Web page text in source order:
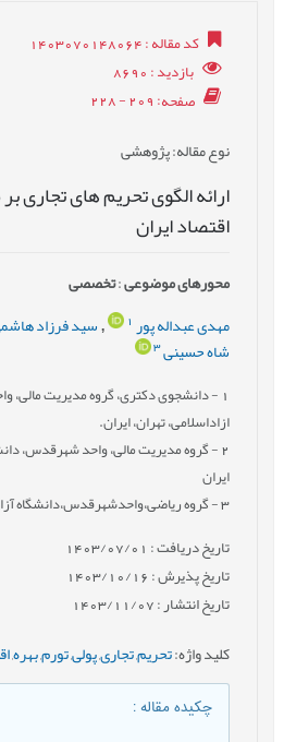
کد مقاله: 1403070148064
بازدید: 8690
صفحه: 209 - 228
نوع مقاله: پژوهشی
ارائه الگوی تحریم های تجاری
اقتصاد ایران
محورهای موضوعی:تخصصی
مهدی عبداله پور
,سید فرزاد
شاه حسینی 3
- دانشجوی دکتری، گروه مدیریت مالی،
ازاداسلامی، تهران، ایران.
2- گروه مدیریت مالی، واحد شهرقدس،
ایران
3- گروه ریاضی،واحدشهرقدس،دانشگاه
تاریخ دریافت : 1403/07/01
تاریخ پذیرش : 1403/10/16
تاریخ انتشار : 1403/11/07
کلید واژه:تحریم,تجاری,پولی,تورم,بهره,
چکیده مقاله: